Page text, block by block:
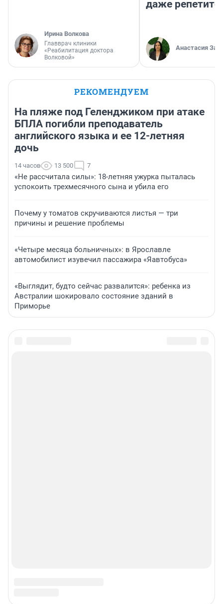
Ирина Волкова
Главврач клиники
«Реабилитация доктора
Волковой»
даже
Анастасия
РЕКОМЕНДУЕМ
На пляже под Геленджиком при атаке
БПЛА погибли преподаватель
английского языка и ее 12-летняя
дочь
14 часов 13 500 7
«Не рассчитала силы»: 18-летняя ужурка пыталась
успокоить трехмесячного сына и убила его
Почему у томатов скручиваются листья — три
причины и решение проблемы
«Четыре месяца больничных»: в Ярославле
автомобилист изувечил пассажира «Яавтобуса»
«Выглядит, будто сейчас развалится»: ребенка из
Австралии шокировало состояние зданий в
Приморье